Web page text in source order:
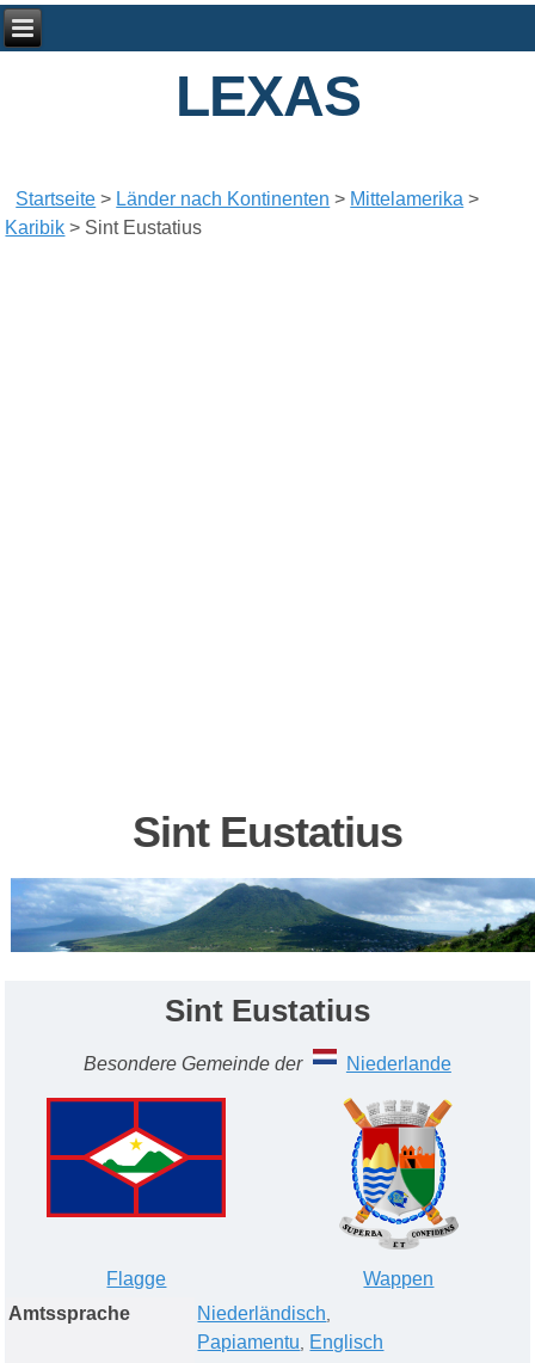
LEXAS
Startseite > Länder nach Kontinenten > Mittelamerika >
Karibik > Sint Eustatius
Sint Eustatius
Sint Eustatius
Besondere Gemeinde der Niederlande
Flagge
Wappen
Amtssprache
Niederländisch
Papiamentu
Englisch